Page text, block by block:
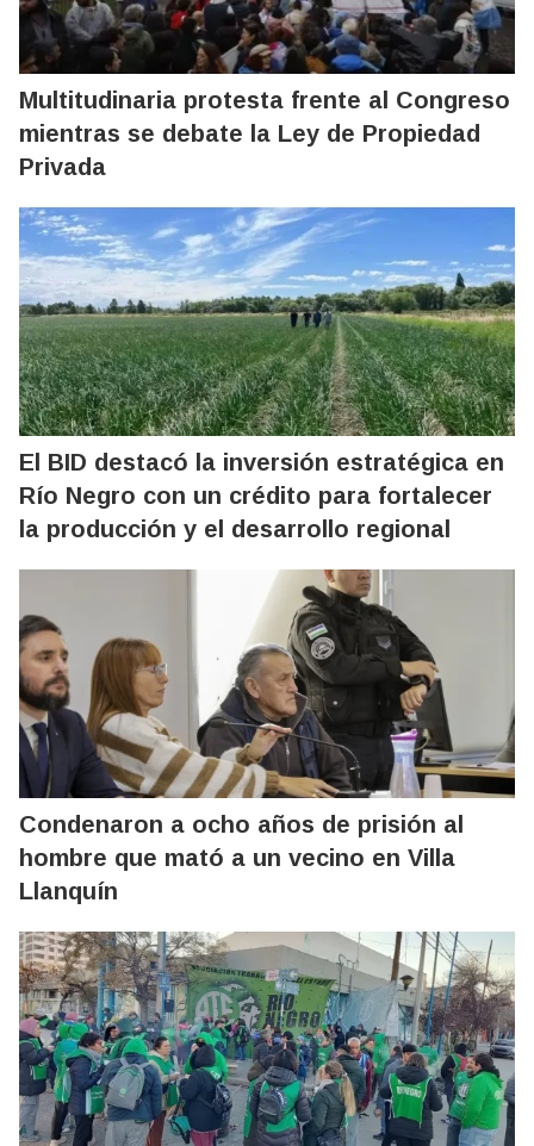
Multitudinaria protesta frente al Congreso
mientras se debate la Ley de Propiedad
Privada
El BID destacó la inversión estratégica en
Río Negro con un crédito para fortalecer
la producción y el desarrollo regional
Condenaron a ocho años de prisión al
hombre que mató a un vecino en Villa
Llanquín